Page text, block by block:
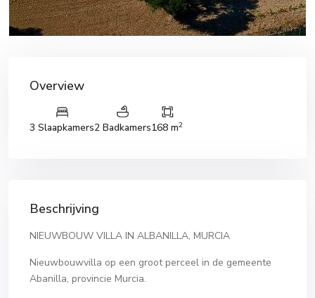
Overview
3 Slaapkamers2 Badkamers168 m2
Beschrijving
NIEUWBOUW VILLA IN ALBANILLA, MURCIA
Nieuwbouwvilla op een groot perceel in de gemeente
Abanilla, provincie Murcia.